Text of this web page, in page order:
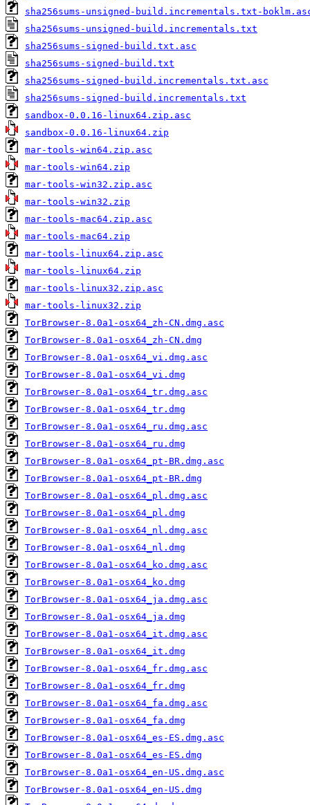
sha256sums-unsigned-build.incrementals.txt-
sha256sums-unsigned-build.incrementals.txt
sha256sums-signed-build.txt.asc
sha256sums-signed-build.txt
sha256sums-signed-build.incrementals.txt.asc
sha256sums-signed-build.incrementals.txt
sandbox-0.0.16-linux64.zip.asc
sandbox-0.0.16-linux64.zip
mar-tools-win64.zip.asc
mar-tools-win64.zip
mar-tools-win32.zip.asc
mar-tools-win32.zip
mar-tools-mac64.zip.asc
mar-tools-mac64.zip
mar-tools-linux64.zip.asc
mar-tools-linux64.zip
mar-tools-linux32.zip.asc
mar-tools-linux32.zip
TorBrowser-8.0a1-osx64_zh-CN.dmg.asc
TorBrowser-8.0a1-osx64_zh-CN.dmg
TorBrowser-8.0a1-osx64_vi.dmg.asc
TorBrowser-8.0a1-osx64_vi.dmg
TorBrowser-8.0a1-osx64_tr.dmg.asc
TorBrowser-8.0a1-osx64_tr.dmg
TorBrowser-8.0a1-osx64_ru.dmg.asc
TorBrowser-8.0a1-osx64_ru.dmg
TorBrowser-8.0a1-osx64_pt-BR.dmg.asc
TorBrowser-8.0a1-osx64_pt-BR.dmg
TorBrowser-8.0a1-osx64_pl.dmg.asc
TorBrowser-8.0a1-osx64_pl.dmg
TorBrowser-8.0a1-osx64_nl.dmg.asc
TorBrowser-8.0a1-osx64_nl.dmg
TorBrowser-8.0a1-osx64_ko.dmg.asc
TorBrowser-8.0a1-osx64_ko.dmg
TorBrowser-8.0a1-osx64_ja.dmg.asc
TorBrowser-8.0a1-osx64_ja.dmg
TorBrowser-8.0a1-osx64_it.dmg.asc
TorBrowser-8.0a1-osx64_it.dmg
TorBrowser-8.0a1-osx64_fr.dmg.asc
TorBrowser-8.0a1-osx64_fr.dmg
TorBrowser-8.0a1-osx64_fa.dmg.asc
TorBrowser-8.0a1-osx64_fa.dmg
TorBrowser-8.0a1-osx64_es-ES.dmg.asc
TorBrowser-8.0a1-osx64_es-ES.dmg
TorBrowser-8.0a1-osx64_en-US.dmg.asc
TorBrowser-8.0a1-osx64_en-US.dmg